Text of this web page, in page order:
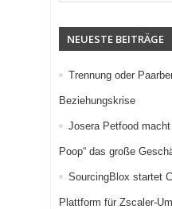
NEUESTE BEITRÄGE
Trennung oder
Beziehungskrise
Josera Petfood
Poop“ das große
SourcingBlox startet
Plattform für Zscaler-